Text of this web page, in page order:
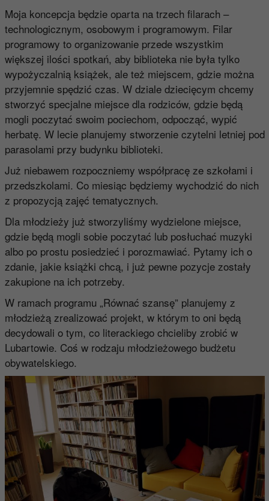
Moja koncepcja będzie oparta na trzech filarach –
technologicznym, osobowym i programowym. Filar
programowy to organizowanie przede wszystkim
większej ilości spotkań, aby biblioteka nie była tylko
wypożyczalnią książek, ale też miejscem, gdzie można
przyjemnie spędzić czas. W dziale dziecięcym chcemy
stworzyć specjalne miejsce dla rodziców, gdzie będą
mogli poczytać swoim pociechom, odpocząć, wypić
herbatę. W lecie planujemy stworzenie czytelni letniej pod
parasolami przy budynku biblioteki.
Już niebawem rozpoczniemy współpracę ze szkołami i
przedszkolami. Co miesiąc będziemy wychodzić do nich
z propozycją zajęć tematycznych.
Dla młodzieży już stworzyliśmy wydzielone miejsce,
gdzie będą mogli sobie poczytać lub posłuchać muzyki
albo po prostu posiedzieć i porozmawiać. Pytamy ich o
zdanie, jakie książki chcą, i już pewne pozycje zostały
zakupione na ich potrzeby.
W ramach programu „Równać szansę” planujemy z
młodzieżą zrealizować projekt, w którym to oni będą
decydowali o tym, co literackiego chcieliby zrobić w
Lubartowie. Coś w rodzaju młodzieżowego budżetu
obywatelskiego.